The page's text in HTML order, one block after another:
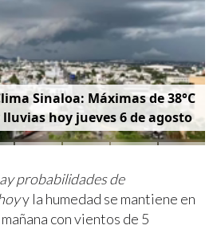
Sinaloa: Máximas de 38°C
lluvias hoy jueves 6 de agosto
probabilidades de
y la humedad se mantiene en
con vientos de 5